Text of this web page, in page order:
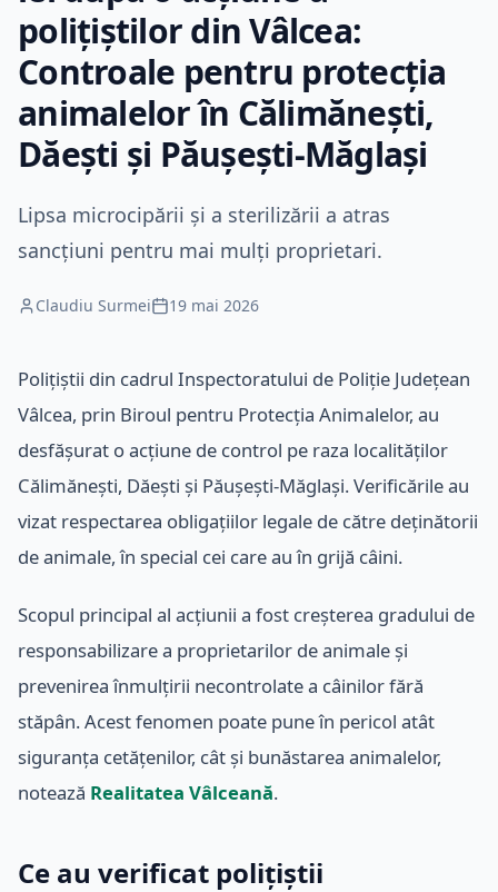
polițiștilor din Vâlcea:
Controale pentru protecția
animalelor în Călimănești,
Dăești și Păușești-Măglași
Lipsa microcipării și a sterilizării a atras
sancțiuni pentru mai mulți proprietari.
Claudiu Surmei 19 mai 2026
Polițiștii din cadrul Inspectoratului de Poliție Județean
Vâlcea, prin Biroul pentru Protecția Animalelor, au
desfășurat o acțiune de control pe raza localităților
Călimănești, Dăești și Păușești-Măglași. Verificările au
vizat respectarea obligațiilor legale de către deținătorii
de animale, în special cei care au în grijă câini.
Scopul principal al acțiunii a fost creșterea gradului de
responsabilizare a proprietarilor de animale și
prevenirea înmulțirii necontrolate a câinilor fără
stăpân. Acest fenomen poate pune în pericol atât
siguranța cetățenilor, cât și bunăstarea animalelor,
notează Realitatea Vâlceană.
Ce au verificat polițiștii